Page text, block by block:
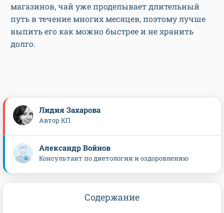
магазинов, чай уже проделывает длительный
путь в течение многих месяцев, поэтому лучше
выпить его как можно быстрее и не хранить
долго.
Лидия Захарова
Автор КП
Александр Войнов
Консультант по диетологии и оздоровлению
Содержание